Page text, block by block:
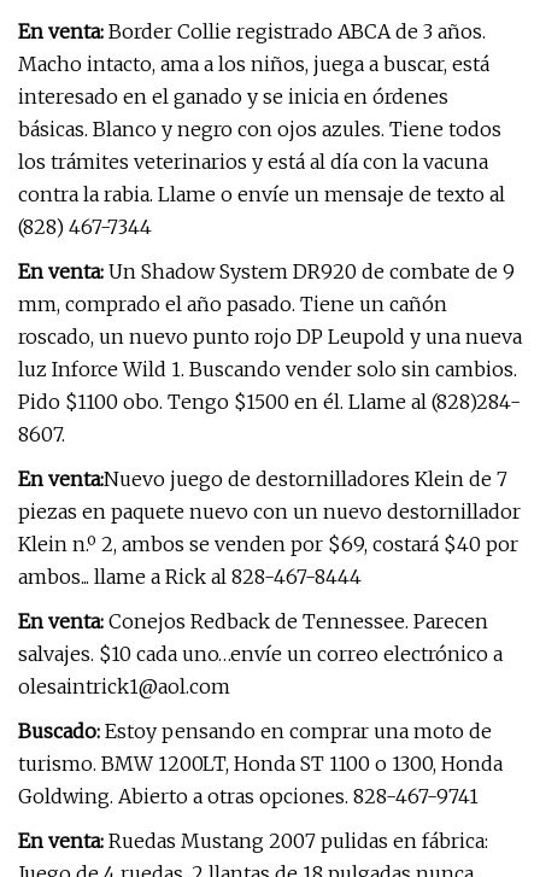
En venta: Border Collie registrado ABCA de 3 años.
Macho intacto, ama a los niños, juega a buscar, está
interesado en el ganado y se inicia en órdenes
básicas. Blanco y negro con ojos azules. Tiene todos
los trámites veterinarios y está al día con la vacuna
contra la rabia. Llame o envíe un mensaje de texto al
(828) 467-7344
En venta: Un Shadow System DR920 de combate de 9
mm, comprado el año pasado. Tiene un cañón
roscado, un nuevo punto rojo DP Leupold y una nueva
luz Inforce Wild 1. Buscando vender solo sin cambios.
Pido $1100 obo. Tengo $1500 en él. Llame al (828)284-
8607.
En venta:Nuevo juego de destornilladores Klein de 7
piezas en paquete nuevo con un nuevo destornillador
Klein n.º 2, ambos se venden por $69, costará $40 por
ambos... llame a Rick al 828-467-8444
En venta: Conejos Redback de Tennessee. Parecen
salvajes. $10 cada uno…envíe un correo electrónico a
olesaintrick1@aol.com
Buscado: Estoy pensando en comprar una moto de
turismo. BMW 1200LT, Honda ST 1100 o 1300, Honda
Goldwing. Abierto a otras opciones. 828-467-9741
En venta: Ruedas Mustang 2007 pulidas en fábrica: